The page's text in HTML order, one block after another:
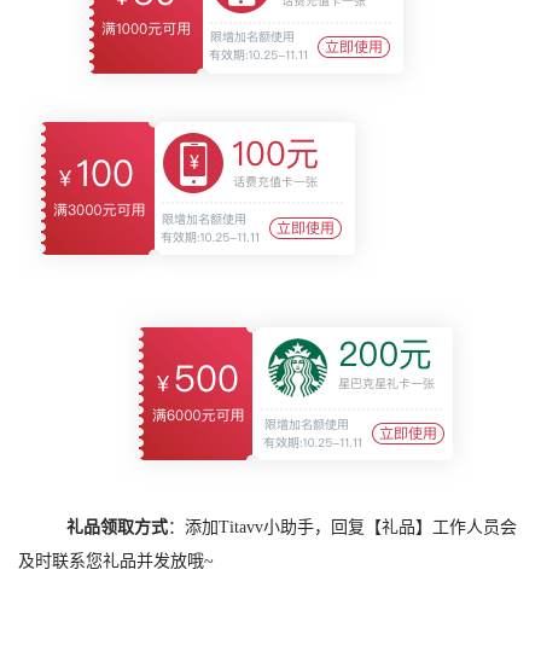
礼品领取方式： 添加Titavv小助手，回复【礼品】 工作人员会
及时联系您礼品并发放哦~